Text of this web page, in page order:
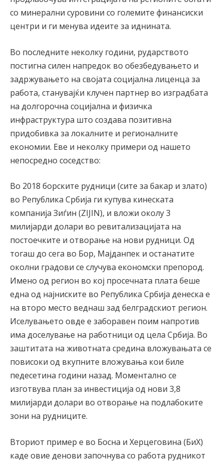
со минерални суровини со големите финансиски
центри и ги менува идеите за иднината.
Во последните неколку години, рударството
постигна силен напредок во обезбедувањето и
задржувањето на својата социјална лиценца за
работа, станувајќи клучен партнер во изградбата
на долгорочна социјална и физичка
инфраструктура што создава позитивна
придобивка за локалните и регионалните
економии. Еве и неколку примери од нашето
непосредно соседство:
Во 2018 борските рудници (сите за бакар и злато)
во Република Србија ги купува кинеската
компанија Зиѓин (ZIJIN), и вложи околу 3
милијарди долари во ревитализацијата на
постоечките и отворање на нови рудници. Од
тогаш до сега во Бор, Мајданпек и останатите
околни градови се случува економски препород.
Имено од регион во кој просечната плата беше
една од најниските во Република Србија денеска е
на второ место веднаш зад белградскиот регион.
Иселувањето овде е заборавен поим напротив
има доселување на работници од цела Србија. Во
заштитата на животната средина вложувањата се
повисоки од вкупните вложувања кои биле
педесетина години назад. Моментално се
изготвува план за инвестиција од нови 3,8
милијарди долари во отворање на подлабоките
зони на рудниците.
Вториот пример е во Босна и Херцеговина (БиХ)
каде овие денови започнува со работа рудникот